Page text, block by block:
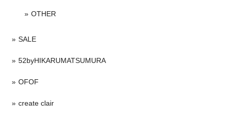
OTHER
SALE
52byHIKARUMATSUMURA
OFOF
create clair